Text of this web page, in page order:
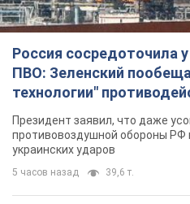
Россия сосредоточила
ПВО: Зеленский
технологии"
Президент заявил, что даже
противовоздушной обороны РФ
украинских ударов
5 часов назад 39,6 т.